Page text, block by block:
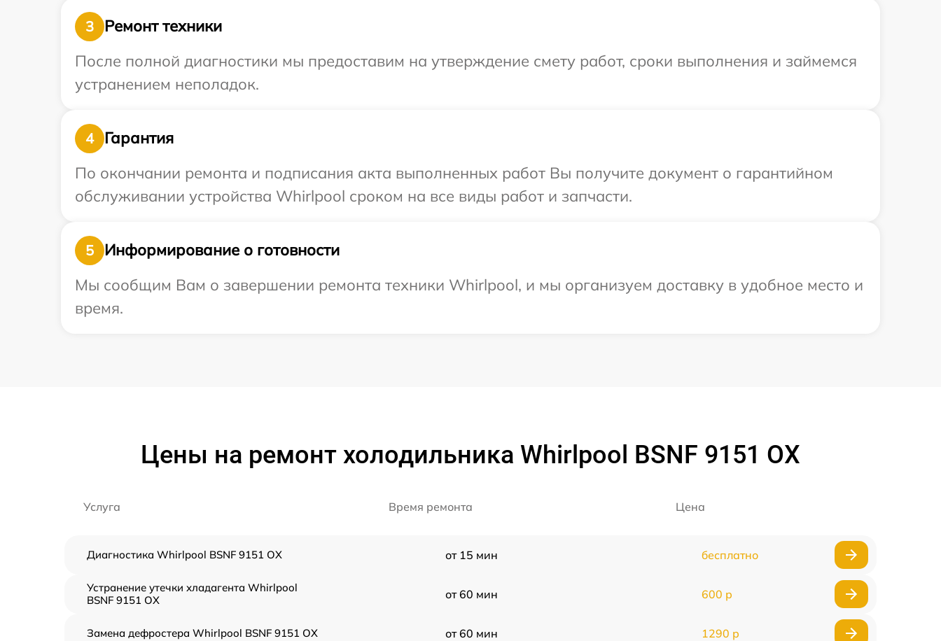
3
Ремонт техники
После полной диагностики мы предоставим на утверждение смету работ, сроки выполнения и займемся
устранением неполадок.
4
Гарантия
По окончании ремонта и подписания акта выполненных работ Вы получите документ о гарантийном
обслуживании устройства Whirlpool сроком на все виды работ и запчасти.
5
Информирование о готовности
Мы сообщим Вам о завершении ремонта техники Whirlpool, и мы организуем доставку в удобное место и
время.
Цены на ремонт холодильника Whirlpool BSNF 9151 OX
Услуга Время ремонта Цена
Диагностика Whirlpool BSNF 9151 OX от 15 мин бесплатно
Устранение утечки хладагента Whirlpool
BSNF 9151 OX
от 60 мин 600 р
Замена дефростера Whirlpool BSNF 9151 OX от 60 мин 1290 р